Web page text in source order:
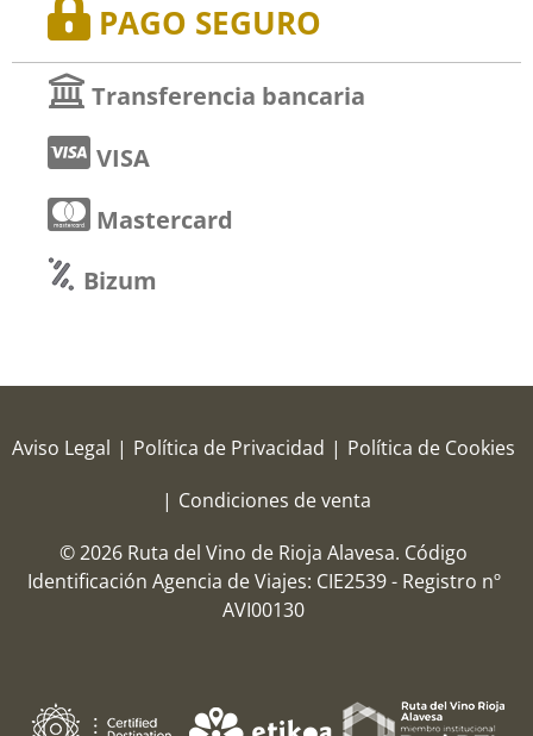
PAGO SEGURO
Transferencia bancaria
VISA
Mastercard
Bizum
Aviso Legal | Política de Privacidad | Política de Cookies
| Condiciones de venta
© 2026 Ruta del Vino de Rioja Alavesa. Código
Identificación Agencia de Viajes: CIE2539 - Registro nº
AVI00130